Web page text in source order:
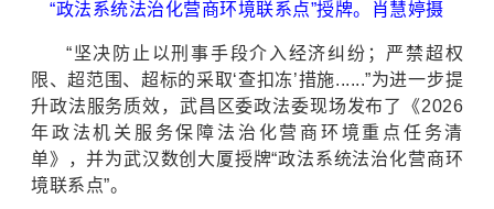
“政法系统法治化营商环境联系点”授牌。肖慧婷摄
“坚决防止以刑事手段介入经济纠纷；严禁超权
限、超范围、超标的采取‘查扣冻’措施......”为进一步提
升政法服务质效，武昌区委政法委现场发布了《2026
年政法机关服务保障法治化营商环境重点任务清
单》，并为武汉数创大厦授牌“政法系统法治化营商环
境联系点”。